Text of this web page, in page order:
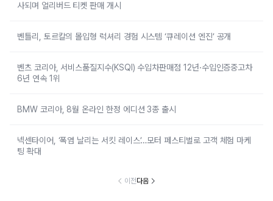
사되며 얼리버드 티켓 판매 개시
벤틀리, 토르칼의 몰입형 럭셔리 경험 시스템 ‘큐레이션 엔진’ 공개
벤츠 코리아, 서비스품질지수(KSQI) 수입차판매점 12년·수입인증중고차
6년 연속 1위
BMW 코리아, 8월 온라인 한정 에디션 3종 출시
넥센타이어, ‘폭염 날리는 서킷 레이스’…모터 페스티벌로 고객 체험 마케
팅 확대
이전다음